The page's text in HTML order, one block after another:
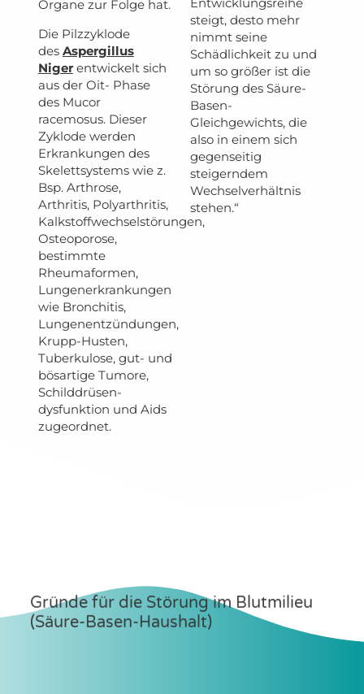
Organe zur Folge hat.
Die Pilzzyklode
des Aspergillus
Nigerentwickelt sich
aus der Oit- Phase
des Mucor
racemosus. Dieser
Zyklode werden
Erkrankungen des
Skelettsystems wie z.
Bsp. Arthrose,
Arthritis, Polyarthritis,
Kalkstoffwechselstörungen,
Osteoporose,
bestimmte
Rheumaformen,
Lungenerkrankungen
wie Bronchitis,
Lungenentzündungen,
Krupp-Husten,
Tuberkulose, gut- und
bösartige Tumore,
Schilddrüsen-
dysfunktion und Aids
zugeordnet.
steigt, desto mehr
nimmt seine
Schädlichkeit zu und
um so größer ist die
Störung des Säure-
Basen-
Gleichgewichts, die
also in einem sich
gegenseitig
steigerndem
Wechselverhältnis
stehen.“
(Säure-Basen-Haushalt)
Gründe für die Störung im Blutmilieu